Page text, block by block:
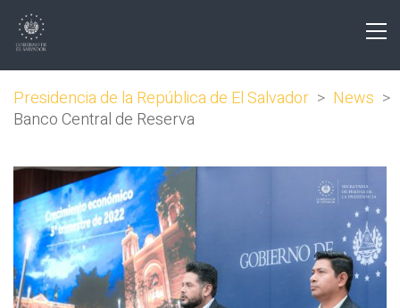
Presidencia de la República de El Salvador > News >
Banco Central de Reserva